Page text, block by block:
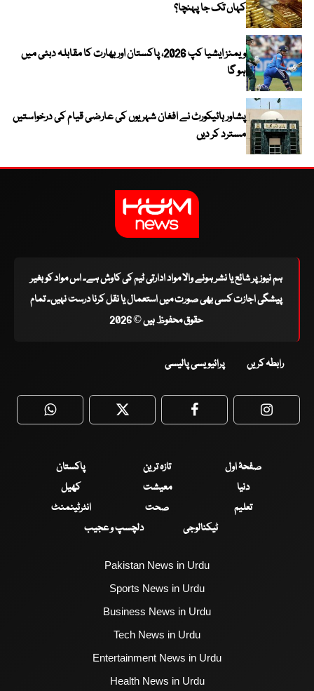
کہاں تک جا پہنچا؟
ویمنز ایشیا کپ 2026، پاکستان اور بھارت کا مقابلہ دبئی میں
ہو گا
پشاور ہائیکورٹ نے افغان شہریوں کی عارضی قیام کی درخواستیں
مسترد کر دیں
ہم نیوز پر شائع یا نشر ہونے والا مواد ادارتی ٹیم کی کاوش ہے۔ اس مواد کو بغیر
پیشگی اجازت کسی بھی صورت میں استعمال یا نقل کرنا درست نہیں۔ تمام
حقوق محفوظ ہیں © 2026
رابطہ کریں پرائیویسی پالیسی
WhatsApp Twitter Facebook
صفحۂ اول تازہ ترین
پاکستان
دنیا
معیشت
کھیل
تعلیم
صحت
انٹرٹینمنٹ
ٹیکنالوجی
دلچسپ و عجیب
Pakistan News in Urdu
Sports News in Urdu
Business News in Urdu
Tech News in Urdu
Entertainment News in Urdu
Health News in Urdu